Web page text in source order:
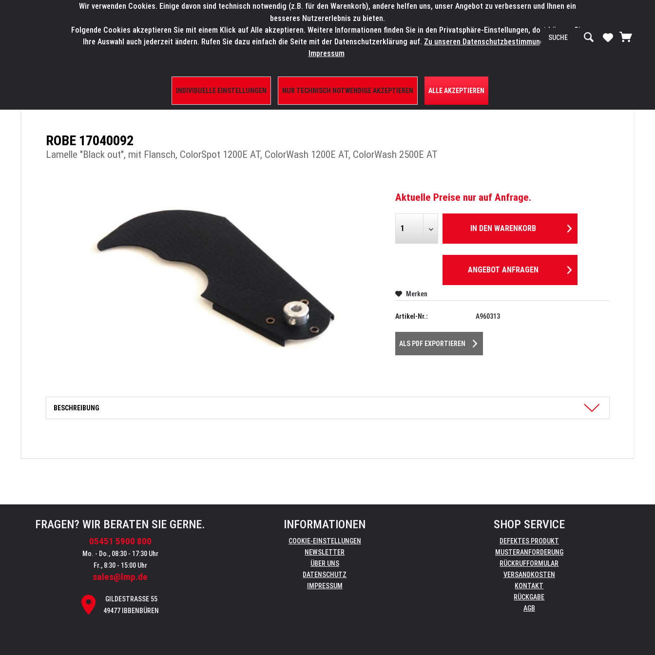
SALES-HOTLINE: +49 5451 5900-800 24/7: sales@lmp.de SERVICE-WERKSTATT Service/Hilfe
HOME PRODUKTE/SHOP MARKEN AKTUELLES SERVICE ÜBER UNS
ERSATZTEILE
ROBE 17040092
Lamelle "Black out", mit Flansch, ColorSpot 1200E AT, ColorWash 1200E AT, ColorWash 2500E AT
Aktuelle Preise nur auf Anfrage.
IN DEN WARENKORB
ANGEBOT ANFRAGEN
Merken
Artikel-Nr.: A960313
ALS PDF EXPORTIEREN
BESCHREIBUNG
FRAGEN? WIR BERATEN SIE GERNE.
05451 5900 800
Mo. - Do., 08:30 - 17:30 Uhr
Fr., 8:30 - 15:00 Uhr
sales@lmp.de
GILDESTRASSE 55
49477 IBBENBÜREN
INFORMATIONEN
COOKIE-EINSTELLUNGEN
NEWSLETTER
ÜBER UNS
DATENSCHUTZ
IMPRESSUM
SHOP SERVICE
DEFEKTES PRODUKT
MUSTERANFORDERUNG
RÜCKRUFFORMULAR
VERSANDKOSTEN
KONTAKT
RÜCKGABE
AGB
Wir verwenden Cookies. Einige davon sind technisch notwendig (z.B. für den Warenkorb), andere helfen uns, unser Angebot zu verbessern und Ihnen ein
besseres Nutzererlebnis zu bieten.
Folgende Cookies akzeptieren Sie mit einem Klick auf Alle akzeptieren. Weitere Informationen finden Sie in den Privatsphäre-Einstellungen, dort können Sie
Ihre Auswahl auch jederzeit ändern. Rufen Sie dazu einfach die Seite mit der Datenschutzerklärung auf. Zu unseren Datenschutzbestimmungen. Zum
Impressum
INDIVIDUELLE EINSTELLUNGEN NUR TECHNISCH NOTWENDIGE AKZEPTIEREN ALLE AKZEPTIEREN